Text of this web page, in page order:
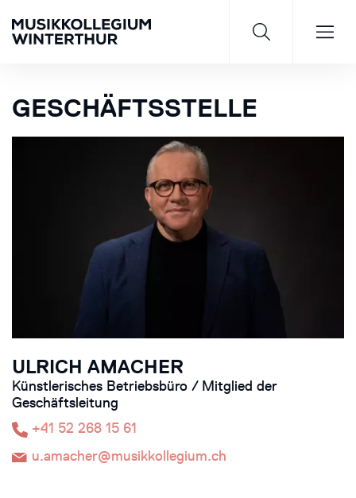
Saisonprogramm 26/27
JETZT ENTDECKEN
GESCHÄFTSSTELLE
ULRICH AMACHER
Künstlerisches Betriebsbüro / Mitglied der
Geschäftsleitung
+41 52 268 15 61
u.amacher@musikkollegium.ch